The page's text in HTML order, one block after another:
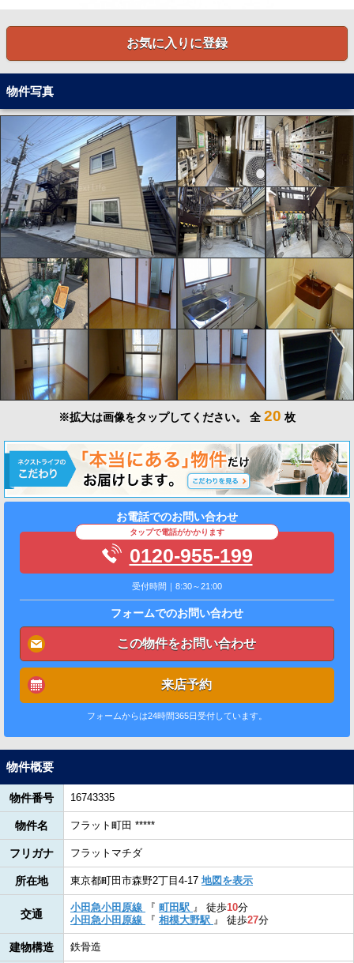
お気に入りに登録
物件写真
※拡大は画像をタップしてください。 全 20 枚
お電話でのお問い合わせ
タップで電話がかかります
0120-955-199
受付時間｜8:30～21:00
フォームでのお問い合わせ
この物件をお問い合わせ
来店予約
フォームからは24時間365日受付しています。
物件概要
物件番号 16743335
物件名 フラット町田 *****
フリガナ フラットマチダ
所在地 東京都町田市森野2丁目4-17 地図を表示
交通
小田急小田原線 『 町田駅 』 徒歩10分
小田急小田原線
『 相模大野駅 』 徒歩27分
建物構造 鉄骨造